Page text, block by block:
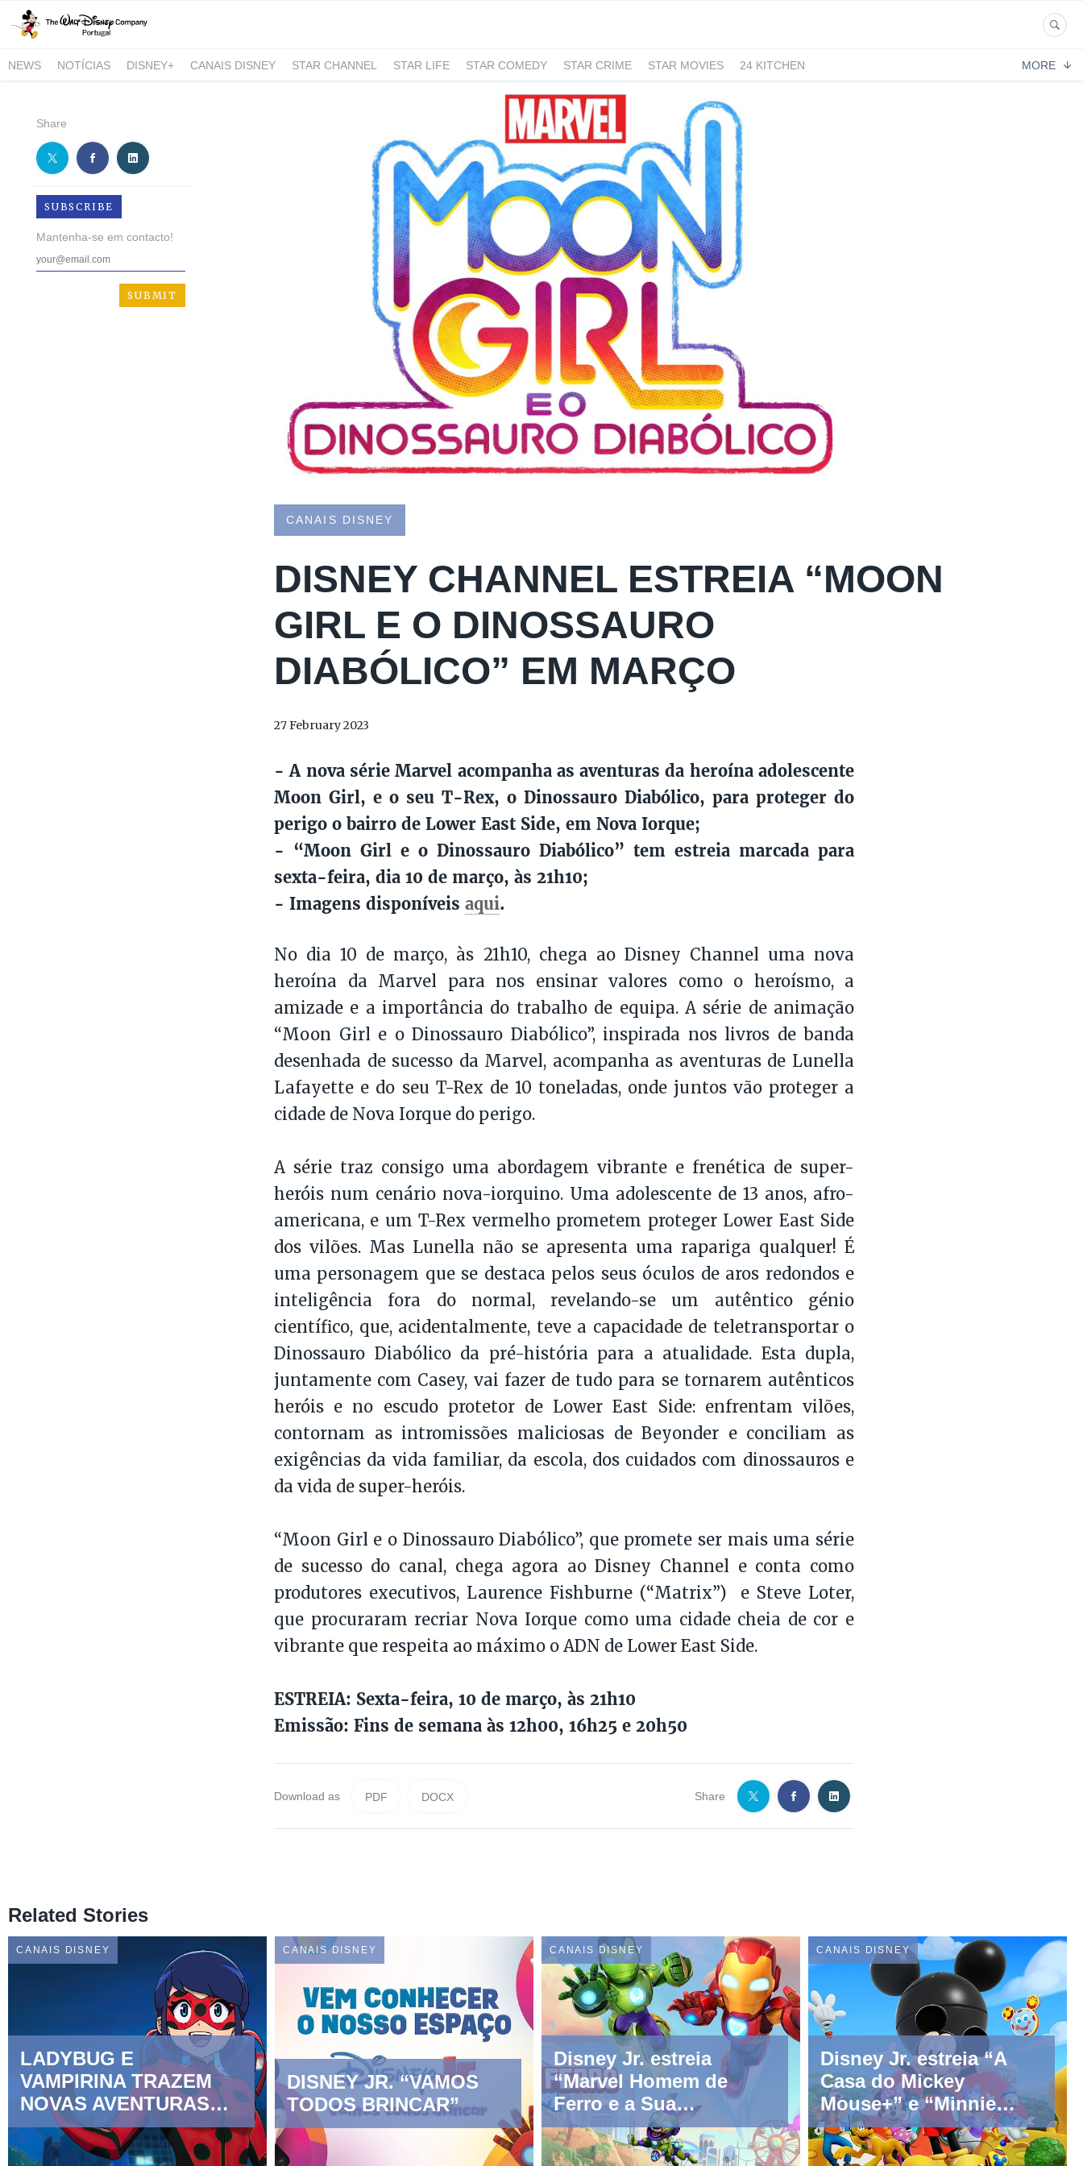
NEWS NOTÍCIAS DISNEY+ CANAIS DISNEY STAR CHANNEL STAR LIFE STAR COMEDY STAR CRIME STAR MOVIES
24 KITCHEN
MORE
Share
SUBSCRIBE
Mantenha-se em contacto!
CANAIS DISNEY
DISNEY CHANNEL ESTREIA “MOON
GIRL E O DINOSSAURO
DIABÓLICO” EM MARÇO
27 February 2023
- A nova série Marvel acompanha as aventuras da heroína adolescente
Moon Girl, e o seu T-Rex, o Dinossauro Diabólico, para proteger do
perigo o bairro de Lower East Side, em Nova Iorque;
- “Moon Girl e o Dinossauro Diabólico” tem estreia marcada para
sexta-feira, dia 10 de março, às 21h10;
- Imagens disponíveis aqui.
No dia 10 de março, às 21h10, chega ao Disney Channel uma nova
heroína da Marvel para nos ensinar valores como o heroísmo, a
amizade e a importância do trabalho de equipa. A série de animação
“Moon Girl e o Dinossauro Diabólico”, inspirada nos livros de banda
desenhada de sucesso da Marvel, acompanha as aventuras de Lunella
Lafayette e do seu T-Rex de 10 toneladas, onde juntos vão proteger a
cidade de Nova Iorque do perigo.
A série traz consigo uma abordagem vibrante e frenética de super-
heróis num cenário nova-iorquino. Uma adolescente de 13 anos, afro-
americana, e um T-Rex vermelho prometem proteger Lower East Side
dos vilões. Mas Lunella não se apresenta uma rapariga qualquer! É
uma personagem que se destaca pelos seus óculos de aros redondos e
inteligência fora do normal, revelando-se um autêntico génio
científico, que, acidentalmente, teve a capacidade de teletransportar o
Dinossauro Diabólico da pré-história para a atualidade. Esta dupla,
juntamente com Casey, vai fazer de tudo para se tornarem autênticos
heróis e no escudo protetor de Lower East Side: enfrentam vilões,
contornam as intromissões maliciosas de Beyonder e conciliam as
exigências da vida familiar, da escola, dos cuidados com dinossauros e
da vida de super-heróis.
“Moon Girl e o Dinossauro Diabólico”, que promete ser mais uma série
de sucesso do canal, chega agora ao Disney Channel e conta como
produtores executivos, Laurence Fishburne (“Matrix”) e Steve Loter,
que procuraram recriar Nova Iorque como uma cidade cheia de cor e
vibrante que respeita ao máximo o ADN de Lower East Side.
ESTREIA: Sexta-feira, 10 de março, às 21h10
Emissão: Fins de semana às 12h00, 16h25 e 20h50
Download as PDF DOCX Share
Related Stories
CANAIS DISNEY
LADYBUG E
VAMPIRINA TRAZEM
NOVAS AVENTURAS
AO DISNEY CHANNEL
CANAIS DISNEY
DISNEY JR. “VAMOS
TODOS BRINCAR”
CANAIS DISNEY
Disney Jr. estreia
“Marvel Homem de
Ferro e a Sua
Superequipa" em
setembro
CANAIS DISNEY
Disney Jr. estreia “A
Casa do Mickey
Mouse+” e “Minnie
Toons: Hotel de
Animais” em setembro